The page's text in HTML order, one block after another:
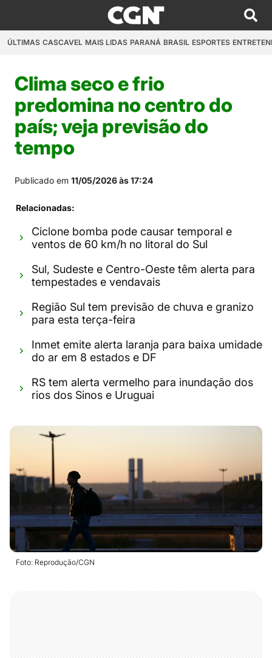
ÚLTIMAS CASCAVEL MAIS LIDAS PARANÁ BRASIL ESPORTES
Clima seco e frio
predomina no centro do
país; veja previsão do
tempo
Publicado em 11/05/2026 às 17:24
Relacionadas:
Ciclone bomba pode causar temporal e
ventos de 60 km/h no litoral do Sul
Sul, Sudeste e Centro-Oeste têm alerta para
tempestades e vendavais
Região Sul tem previsão de chuva e granizo
para esta terça-feira
Inmet emite alerta laranja para baixa umidade
do ar em 8 estados e DF
RS tem alerta vermelho para inundação dos
rios dos Sinos e Uruguai
Foto: Reprodução/CGN